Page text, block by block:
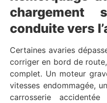
chargement
conduite vers
Certaines avaries
corriger en bord de
complet. Un moteur
vitesses endommagée,
carrosserie